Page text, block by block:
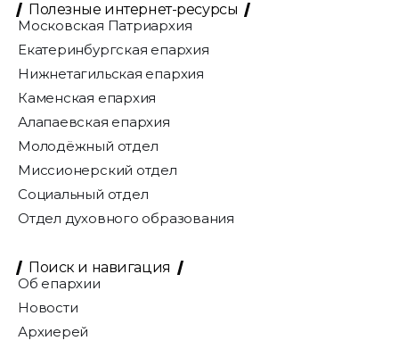
Полезные интернет-ресурсы
Московская Патриархия
Екатеринбургская епархия
Нижнетагильская епархия
Каменская епархия
Алапаевская епархия
Молодёжный отдел
Миссионерский отдел
Социальный отдел
Отдел духовного образования
Поиск и навигация
Об епархии
Новости
Архиерей